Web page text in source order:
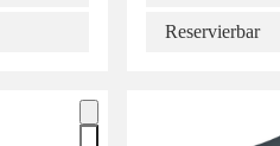
Reservierbar